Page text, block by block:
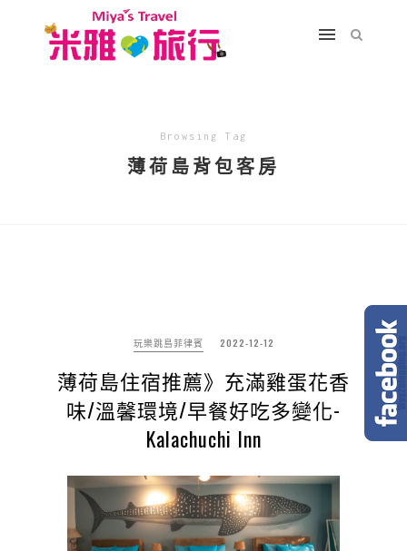
Browsing Tag
薄荷島背包客房
玩樂跳島菲律賓 2022-12-12
薄荷島住宿推薦》充滿雞蛋花香
味/溫馨環境/早餐好吃多變化-
Kalachuchi Inn